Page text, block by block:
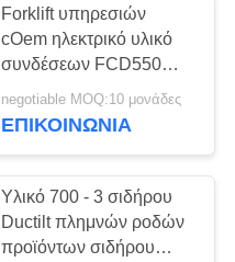
Forklift υπηρεσιών
cOem ηλεκτρικό υλικό
συνδέσεων FCD550
GGG55 qt550-7 μερών
negotiable MOQ:10 μονάδες
ΕΠΙΚΟΙΝΩΝΊΑ
Υλικό 700 - 3 σιδήρου
Ductilt πλημνών ροδών
προϊόντων σιδήρου